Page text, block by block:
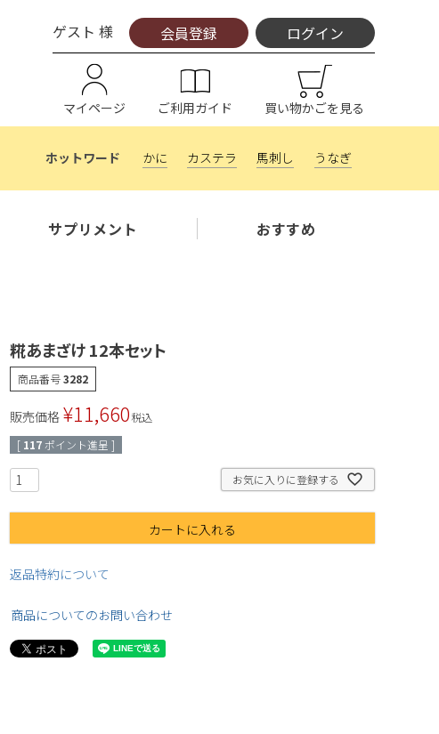
ゲスト 様 会員登録 ログイン
マイページ ご利用ガイド 買い物かごを見る
かに カステラ 馬刺し うなぎ
サプリメント おすすめ
糀あまざけ 12本セット
商品番号3282
販売価格 ¥11,660税込
[ 117 ポイント進呈 ]
お気に入りに登録する
カートに入れる
返品特約について
商品についてのお問い合わせ